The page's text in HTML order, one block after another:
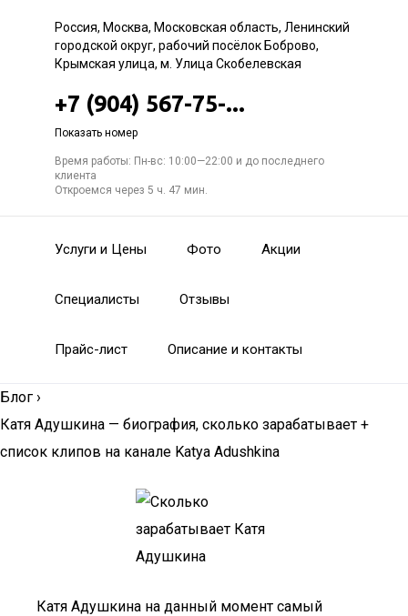
Россия, Москва, Московская область, Ленинский
городской округ, рабочий посёлок Боброво,
Крымская улица, м. Улица Скобелевская
+7 (904) 567-75-...
Показать номер
Время работы: Пн-вс: 10:00—22:00 и до последнего
клиента
Откроемся через 5 ч. 47 мин.
Услуги и Цены Фото Акции
Специалисты Отзывы
Прайс-лист Описание и контакты
Блог ›
Катя Адушкина — биография, сколько зарабатывает +
список клипов на канале Katya Adushkina
Катя Адушкина на данный момент самый